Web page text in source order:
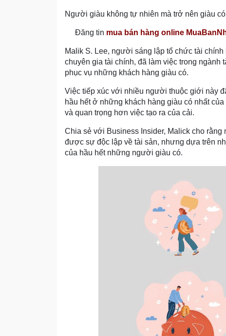
Người giàu không tự nhiên mà trở nên giàu
Đăng tin mua bán hàng online
Malik S. Lee, người sáng lập tổ chức tài
chuyên gia tài chính, đã làm việc trong ngành
phục vụ những khách hàng giàu có.
Việc tiếp xúc với nhiều người thuộc giới này
hầu hết ở những khách hàng giàu có nhất
và quan trọng hơn việc tạo ra của cải.
Chia sẻ với Business Insider, Malick cho
được sự độc lập về tài sản, nhưng dựa trên
của hầu hết những người giàu có.